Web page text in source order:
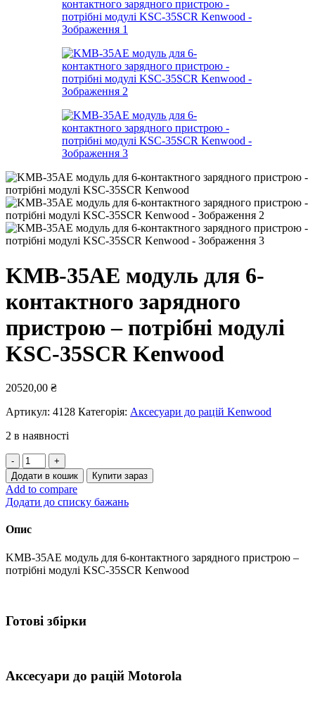
KMB-35АЕ модуль для 6-
контактного зарядного
пристрою – потрібні модулі
KSC-35SCR Kenwood
20520,00 ₴
Артикул: 4128 Категорія: Аксесуари до рацій Kenwood
2 в наявності
KMB-
35АЕ
модуль
для
6-
зарядного
-
потрібні
Kenwood
Додати в кошик Купити зараз
Add to compare
Додати до списку бажань
Опис
KMB-35АЕ модуль для 6-контактного зарядного пристрою –
потрібні модулі KSC-35SCR Kenwood
Готові збірки
Аксесуари до рацій Motorola